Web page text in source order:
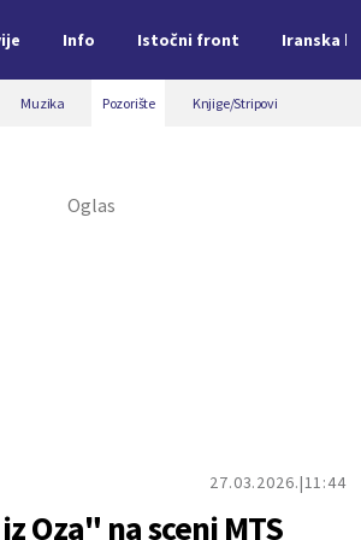
Info Istočni front Iranska
Muzika Pozorište Knjige/Stripovi
27.03.2026. 11:44
Oza" na sceni MTS